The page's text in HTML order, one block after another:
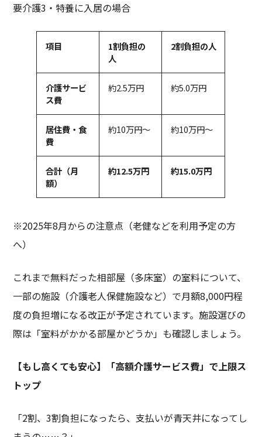
要介護3 ・特養に入居の場合
項目 1割負担の
人
2割負担の人
介護サービ
ス費
約2.5万円 約5.0万円
居住費・食
費
約10万円～ 約10万円～
合計（月
額）
約12.5万円 約15.0万円
※2025年8月からの注意点（老健などを利用予定の方
へ）
これまで無料だった相部屋（多床室）の室料について、
一部の施設（介護老人保健施設など）で月額8,000円程
度の負担増になる改正が予定されています。施設選びの
際は「室料がかかる部屋かどうか」も確認しましょう。
【もし高くても安心】「高額介護サービス費」で上限ス
トップ
「2割、3割負担になったら、支払いが青天井になってし